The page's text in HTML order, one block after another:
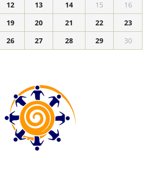
12 13 14 15
16
19 20 21 22
23
26 27 28 29
30